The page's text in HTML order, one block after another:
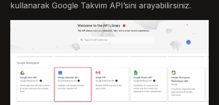
kullanarak Google Takvim API’sini arayabilirsiniz.